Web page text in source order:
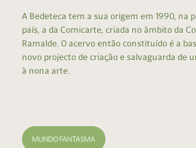
A Bedeteca tem a sua origem em 1990, na
país, a da Comicarte, criada no âmbito da
Ramalde. O acervo então constituído é a
novo projecto de criação e salvaguarda de
à nona arte.